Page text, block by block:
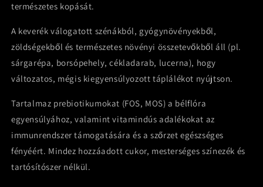
természetes kopását.
A keverék válogatott szénákból, gyógynövényekből,
zöldségekből és természetes növényi összetevőkből áll (pl.
sárgarépa, borsópehely, cékladarab, lucerna), hogy
változatos, mégis kiegyensúlyozott táplálékot nyújtson.
Tartalmaz prebiotikumokat (FOS, MOS) a bélflóra
egyensúlyához, valamint vitamindús adalékokat az
immunrendszer támogatására és a szőrzet egészséges
fényéért. Mindez hozzáadott cukor, mesterséges színezék és
tartósítószer nélkül.